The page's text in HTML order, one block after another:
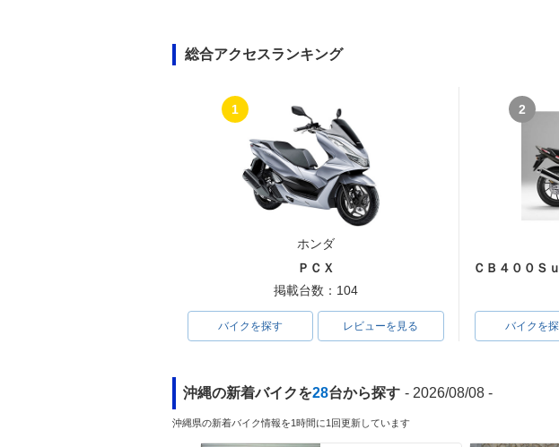
総合アクセスランキング
1
ホンダ
ＰＣＸ
掲載台数：104
バイクを探す レビューを見る
2
バイクを
沖縄の新着バイクを28台から探す - 2026/08/08 -
沖縄県の新着バイク情報を1時間に1回更新しています